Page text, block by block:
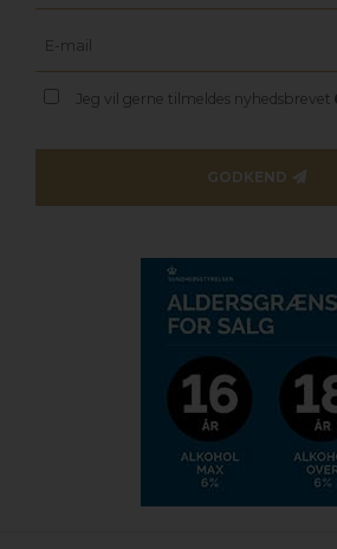
Jeg vil gerne tilmeldes nyhedsbrevet
GODKEND